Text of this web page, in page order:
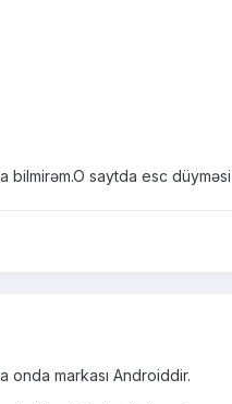
saytda esc düyməsi
onda markası Androiddir.